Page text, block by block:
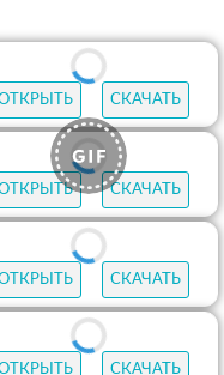
ОТКРЫТЬ